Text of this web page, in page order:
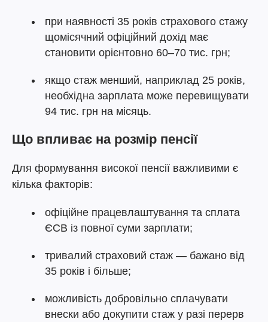
при наявності 35 років страхового стажу
щомісячний офіційний дохід має
становити орієнтовно 60–70 тис. грн;
якщо стаж менший, наприклад 25 років,
необхідна зарплата може перевищувати
94 тис. грн на місяць.
Що впливає на розмір пенсії
Для формування високої пенсії важливими є
кілька факторів:
офіційне працевлаштування та сплата
ЄСВ із повної суми зарплати;
тривалий страховий стаж — бажано від
35 років і більше;
можливість добровільно сплачувати
внески або докупити стаж у разі перерв